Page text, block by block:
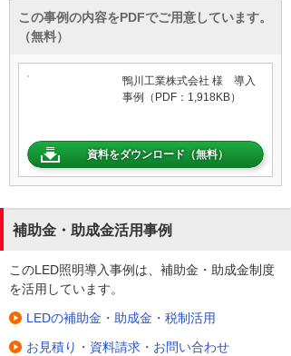
この事例の内容をPDFでご用意しています。
（無料）
鴨川工業株式会社 様 導入
事例（PDF：1,918KB）
資料をダウンロード（無料）
補助金・助成金活用事例
このLED照明導入事例は、補助金・助成金制度
を活用しています。
LEDの補助金・助成金・税制活用
お見積り・資料請求・お問い合わせ